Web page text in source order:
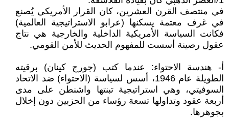
في منتصف القرن العشرين، كان القرار الأمريكي يُصنع
في غرف معتمة يسكنها (عرابو الاستراتيجية العالمية)
فكانت السياسة الأمريكية الداخلية والخارجية هي نتاج
عقول رصينة أسست للمفهوم الحديث للأمن القومي.
أ- هندسة الاحتواء: عندما كتب (جورج كينان) برقيته
الطويلة عام 1946، أسس لسياسة (الاحتواء) ضد الاتحاد
السوفيتي، وهي استراتيجية تبنتها واشنطن على مدى
أربعة عقود وتداولها تسعة رؤساء من الحزبين دون إخلال
بجوهرها.